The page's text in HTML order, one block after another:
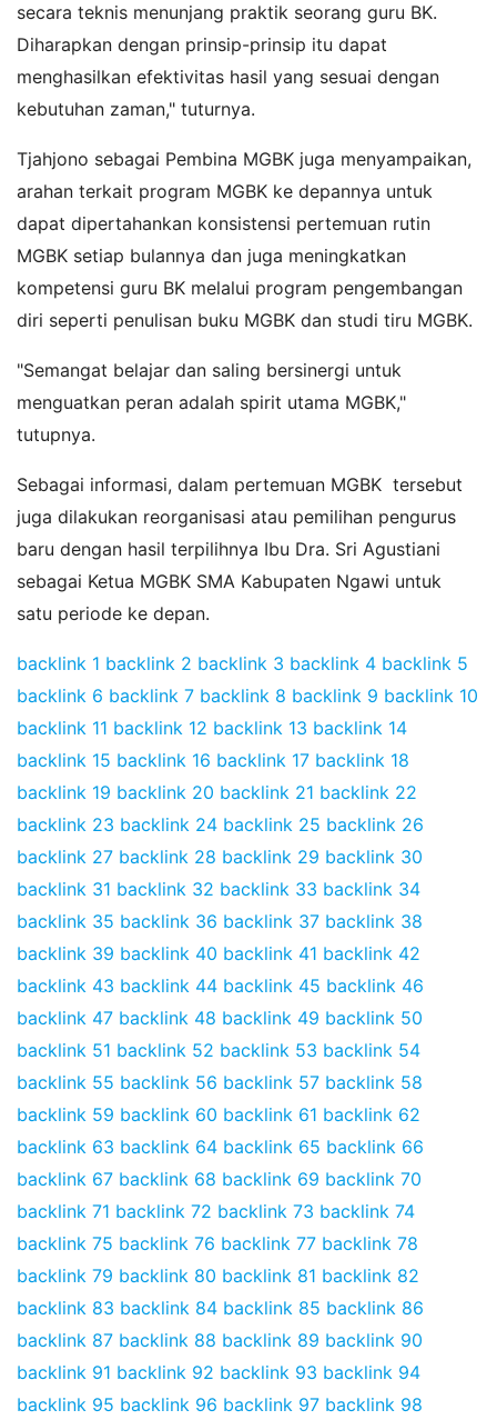
secara teknis menunjang praktik seorang guru BK.
Diharapkan dengan prinsip-prinsip itu dapat
menghasilkan efektivitas hasil yang sesuai dengan
kebutuhan zaman," tuturnya.
Tjahjono sebagai Pembina MGBK juga menyampaikan,
arahan terkait program MGBK ke depannya untuk
dapat dipertahankan konsistensi pertemuan rutin
MGBK setiap bulannya dan juga meningkatkan
kompetensi guru BK melalui program pengembangan
diri seperti penulisan buku MGBK dan studi tiru MGBK.
"Semangat belajar dan saling bersinergi untuk
menguatkan peran adalah spirit utama MGBK,"
tutupnya.
Sebagai informasi, dalam pertemuan MGBK tersebut
juga dilakukan reorganisasi atau pemilihan pengurus
baru dengan hasil terpilihnya Ibu Dra. Sri Agustiani
sebagai Ketua MGBK SMA Kabupaten Ngawi untuk
satu periode ke depan.
backlink 1 backlink 2 backlink 3 backlink 4 backlink 5
backlink 6 backlink 7 backlink 8 backlink 9 backlink 10
backlink 11 backlink 12 backlink 13 backlink 14
backlink 15 backlink 16 backlink 17 backlink 18
backlink 19 backlink 20 backlink 21 backlink 22
backlink 23 backlink 24 backlink 25 backlink 26
backlink 27 backlink 28 backlink 29 backlink 30
backlink 31 backlink 32 backlink 33 backlink 34
backlink 35 backlink 36 backlink 37 backlink 38
backlink 39 backlink 40 backlink 41 backlink 42
backlink 43 backlink 44 backlink 45 backlink 46
backlink 47 backlink 48 backlink 49 backlink 50
backlink 51 backlink 52 backlink 53 backlink 54
backlink 55 backlink 56 backlink 57 backlink 58
backlink 59 backlink 60 backlink 61 backlink 62
backlink 63 backlink 64 backlink 65 backlink 66
backlink 67 backlink 68 backlink 69 backlink 70
backlink 71 backlink 72 backlink 73 backlink 74
backlink 75 backlink 76 backlink 77 backlink 78
backlink 79 backlink 80 backlink 81 backlink 82
backlink 83 backlink 84 backlink 85 backlink 86
backlink 87 backlink 88 backlink 89 backlink 90
backlink 91 backlink 92 backlink 93 backlink 94
backlink 95 backlink 96 backlink 97 backlink 98